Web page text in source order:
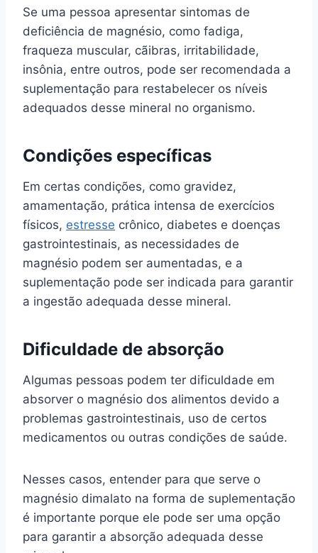
Se uma pessoa apresentar sintomas de
deficiência de magnésio, como fadiga,
fraqueza muscular, cãibras, irritabilidade,
insônia, entre outros, pode ser recomendada a
suplementação para restabelecer os níveis
adequados desse mineral no organismo.
Condições específicas
Em certas condições, como gravidez,
amamentação, prática intensa de exercícios
físicos, estresse crônico, diabetes e doenças
gastrointestinais, as necessidades de
magnésio podem ser aumentadas, e a
suplementação pode ser indicada para garantir
a ingestão adequada desse mineral.
Dificuldade de absorção
Algumas pessoas podem ter dificuldade em
absorver o magnésio dos alimentos devido a
problemas gastrointestinais, uso de certos
medicamentos ou outras condições de saúde.
Nesses casos, entender para que serve o
magnésio dimalato na forma de suplementação
é importante porque ele pode ser uma opção
para garantir a absorção adequada desse